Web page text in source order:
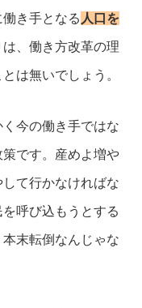
き手となる 人口を
、働き方改革の理
は無いでしょう。
今の働き手ではな
です。 産めよ増や
て行かなければな
呼び込もうとする
末転倒なんじゃな